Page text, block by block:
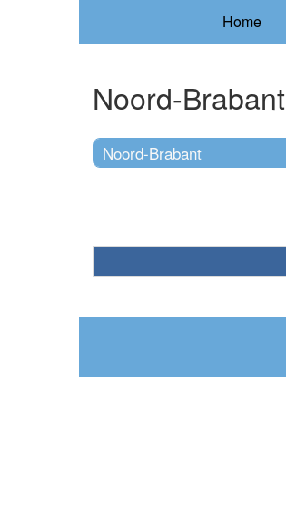
Home
Noord-Brabant
Noord-Brabant